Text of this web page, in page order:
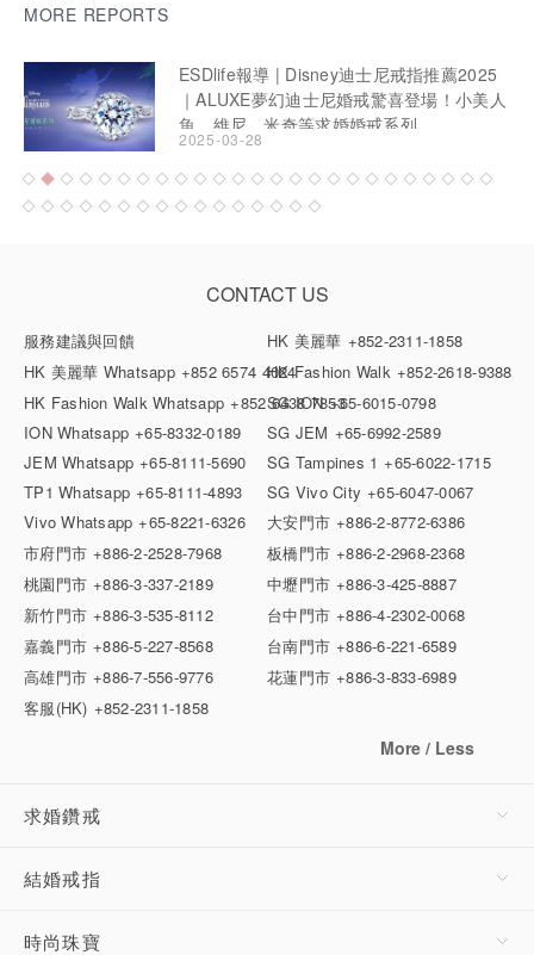
MORE REPORTS
情人節禮物推薦 精選5個台灣輕珠寶品牌 男
友送禮免煩惱
2021-02-11
CONTACT US
服務建議與回饋 HK 美麗華 +852-2311-1858
HK 美麗華 Whatsapp +852 6574 4024HK Fashion Walk +852-2618-9388
HK Fashion Walk Whatsapp +852 6438 7853
SG ION +65-6015-0798
ION Whatsapp +65-8332-0189 SG JEM +65-6992-2589
JEM Whatsapp +65-8111-5690 SG Tampines 1 +65-6022-1715
TP1 Whatsapp +65-8111-4893 SG Vivo City +65-6047-0067
Vivo Whatsapp +65-8221-6326 大安門市 +886-2-8772-6386
市府門市 +886-2-2528-7968 板橋門市 +886-2-2968-2368
桃園門市 +886-3-337-2189 中壢門市 +886-3-425-8887
新竹門市 +886-3-535-8112 台中門市 +886-4-2302-0068
嘉義門市 +886-5-227-8568 台南門市 +886-6-221-6589
高雄門市 +886-7-556-9776 花蓮門市 +886-3-833-6989
客服(HK) +852-2311-1858
More / Less
求婚鑽戒
結婚戒指
時尚珠寶